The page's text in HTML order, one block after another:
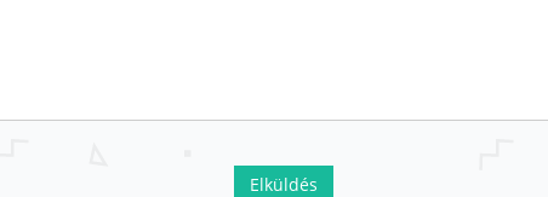
Elküldés